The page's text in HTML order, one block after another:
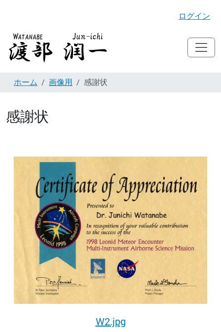
ログイン
ホーム 画像用 感謝状
感謝状
W2.jpg